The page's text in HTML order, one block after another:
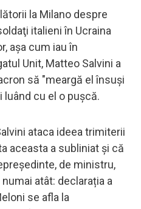
la Milano despre
italieni în Ucraina
aşa cum iau în
Unit, Matteo Salvini a
să "meargă el însuşi
luând cu el o puşcă.
ataca ideea trimiterii
aceasta a subliniat și că
de ministru,
atât: declarația a
se afla la